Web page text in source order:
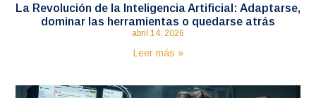
La Revolución de la Inteligencia Artificial: Adaptarse,
dominar las herramientas o quedarse atrás
abril 14, 2026
Leer más »